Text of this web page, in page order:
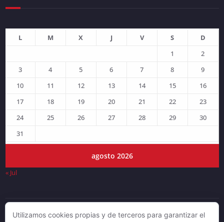
agosto 2026
L M X J V S
D
1
2
3
4 5 6 7 8
9
10
11 12 13 14 15
16
17
18 19 20 21 22
23
24
25 26 27 28 29
30
31
« Jul
© DJLV 2019
Utilizamos cookies propias y de terceros para garantizar el